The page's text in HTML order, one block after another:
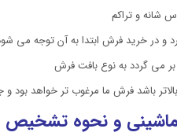
شانه و تراکم
و در خرید فرش ابتدا به آن توجه می
می گردد به نوع بافت فرش
باشد فرش ما مرغوب تر خواهد
و نحوه تشخیص